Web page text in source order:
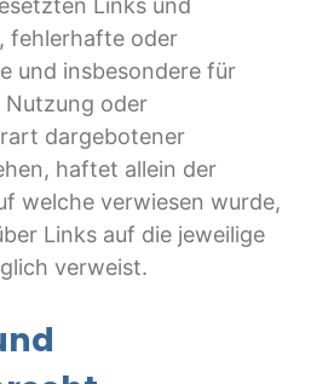
Links und
fehlerhafte oder
und insbesondere für
Nutzung oder
dargebotener
haftet allein der
welche verwiesen wurde,
Links auf die jeweilige
verweist.